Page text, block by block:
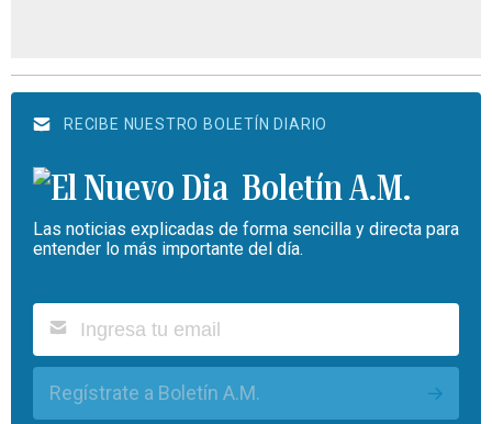
RECIBE NUESTRO BOLETÍN DIARIO
Boletín A.M.
Las noticias explicadas de forma sencilla y directa para
entender lo más importante del día.
Regístrate a Boletín A.M.